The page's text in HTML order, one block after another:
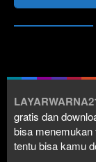
gratis dan
bisa menemukan
tentu bisa kamu